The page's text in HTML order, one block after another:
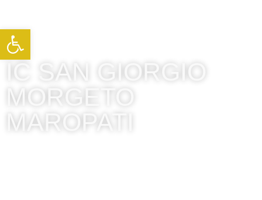
IC SAN GIORGIO
MORGETO
MAROPATI
Apri la barra degli strumenti